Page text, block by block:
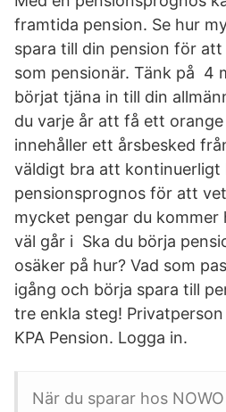
framtida pension. Se hur
spara till din pension för att
som pensionär. Tänk på 4
börjat tjäna in till din
du varje år att få ett
innehåller ett årsbesked
väldigt bra att kontinuerligt
pensionsprognos för att
mycket pengar du kommer
väl går i Ska du börja
osäker på hur? Vad som
igång och börja spara till
tre enkla steg!
KPA Pension. Logga in.
När du sparar hos